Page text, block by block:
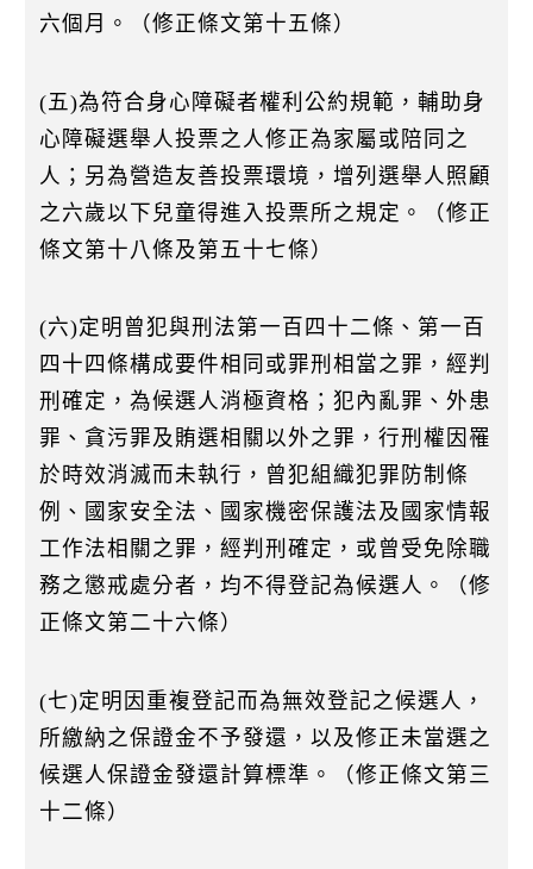
六個月。（修正條文第十五條）
(五)為符合身心障礙者權利公約規範，輔助身
心障礙選舉人投票之人修正為家屬或陪同之
人；另為營造友善投票環境，增列選舉人照顧
之六歲以下兒童得進入投票所之規定。（修正
條文第十八條及第五十七條）
(六)定明曾犯與刑法第一百四十二條、第一百
四十四條構成要件相同或罪刑相當之罪，經判
刑確定，為候選人消極資格；犯內亂罪、外患
罪、貪污罪及賄選相關以外之罪，行刑權因罹
於時效消滅而未執行，曾犯組織犯罪防制條
例、國家安全法、國家機密保護法及國家情報
工作法相關之罪，經判刑確定，或曾受免除職
務之懲戒處分者，均不得登記為候選人。（修
正條文第二十六條）
(七)定明因重複登記而為無效登記之候選人，
所繳納之保證金不予發還，以及修正未當選之
候選人保證金發還計算標準。（修正條文第三
十二條）